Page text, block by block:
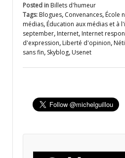
Posted in Billets d'humeur
Tags: Blogues, Convenances, École
médias, Éducation aux médias et à
september, Internet, Internet
d'expression, Liberté d'opinion,
sans fin, Skyblog, Usenet